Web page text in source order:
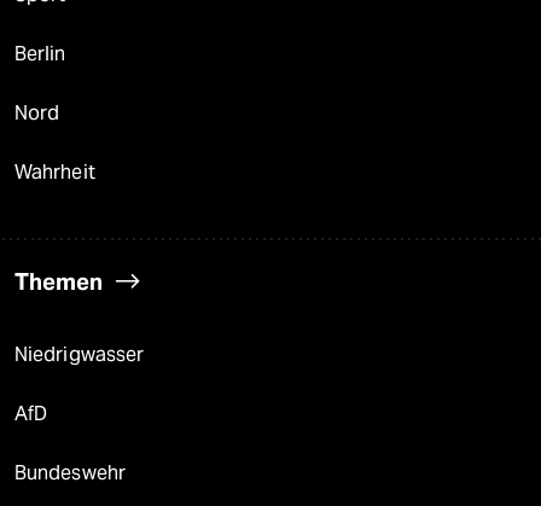
Berlin
Nord
Wahrheit
Themen
Niedrigwasser
AfD
Bundeswehr